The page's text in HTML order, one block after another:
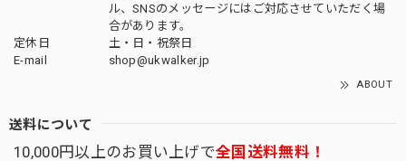
ル、SNSのメッセージにはご対応させていただく場
合があります。
定休日
土・日・祝祭日
E-mail
shop@ukwalker.jp
ABOUT
送料について
10,000円以上のお買い上げで全国送料無料！